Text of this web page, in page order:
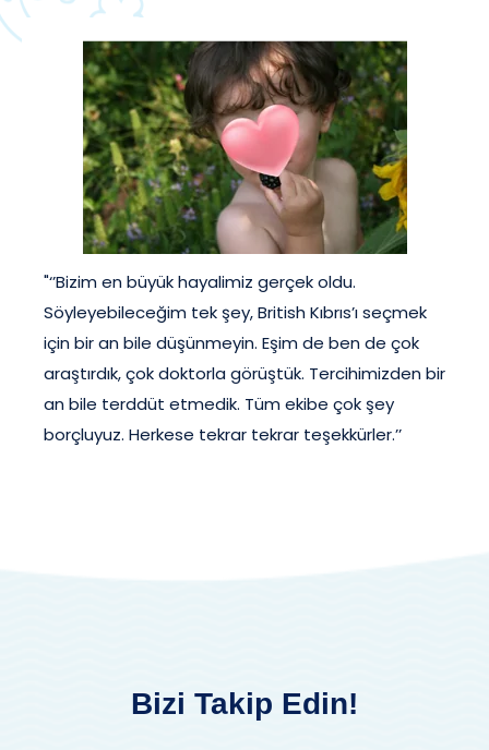
"‘’Bizim en büyük hayalimiz gerçek oldu.
Söyleyebileceğim tek şey, British Kıbrıs’ı seçmek
için bir an bile düşünmeyin. Eşim de ben de çok
araştırdık, çok doktorla görüştük. Tercihimizden bir
an bile terddüt etmedik. Tüm ekibe çok şey
borçluyuz. Herkese tekrar tekrar teşekkürler.’’
Bizi Takip Edin!